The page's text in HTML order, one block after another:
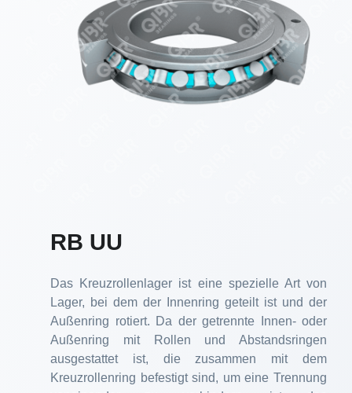
RB UU
Das Kreuzrollenlager ist eine spezielle Art von
Lager, bei dem der Innenring geteilt ist und der
Außenring rotiert. Da der getrennte Innen- oder
Außenring mit Rollen und Abstandsringen
ausgestattet ist, die zusammen mit dem
Kreuzrollenring befestigt sind, um eine Trennung